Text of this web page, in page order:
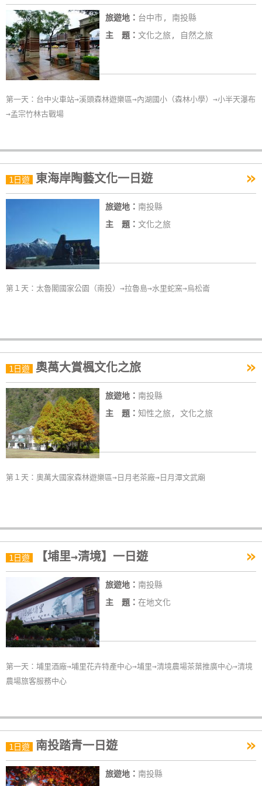
旅遊地： 台中市, 南投縣
主 題： 文化之旅, 自然之旅
第一天：台中火車站→溪頭森林遊樂區→內湖國小（森林小學）→小半天瀑布
→孟宗竹林古戰場
1日遊 東海岸陶藝文化一日遊 »
旅遊地： 南投縣
主 題： 文化之旅
第１天：太魯閣國家公園（南投）→拉魯島→水里蛇窯→烏松崙
1日遊 奧萬大賞楓文化之旅 »
旅遊地： 南投縣
主 題： 知性之旅, 文化之旅
第１天：奧萬大國家森林遊樂區→日月老茶廠→日月潭文武廟
1日遊 【埔里→清境】一日遊 »
旅遊地： 南投縣
主 題： 在地文化
第一天：埔里酒廠→埔里花卉特產中心→埔里→清境農場茶葉推廣中心→清境
農場旅客服務中心
1日遊 南投踏青一日遊 »
旅遊地： 南投縣